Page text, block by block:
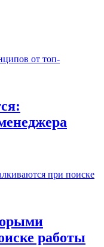
работы